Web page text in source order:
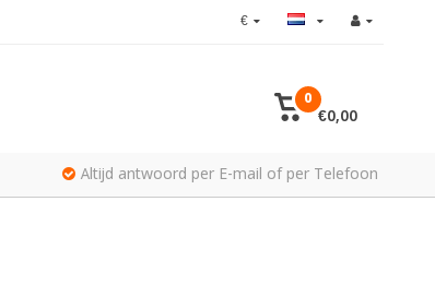
€
0
€0,00
Altijd antwoord per E-mail of per Telefoon